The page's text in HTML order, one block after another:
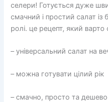
селери! Готується дуже
смачний і простий салат
ролі. це рецепт, який варто
– універсальний салат на
– можна готувати цілий рік
– смачно, просто та дешево